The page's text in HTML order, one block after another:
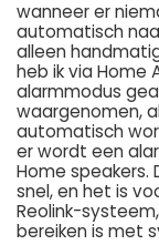
wanneer er
automatisch
alleen
heb ik via Home
alarmmodus
waargenomen,
automatisch
er wordt een
Home speakers.
snel, en het is
Reolink-
bereiken is met